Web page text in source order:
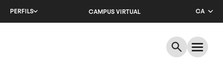
PERFILS CAMPUS VIRTUAL
CA
ES